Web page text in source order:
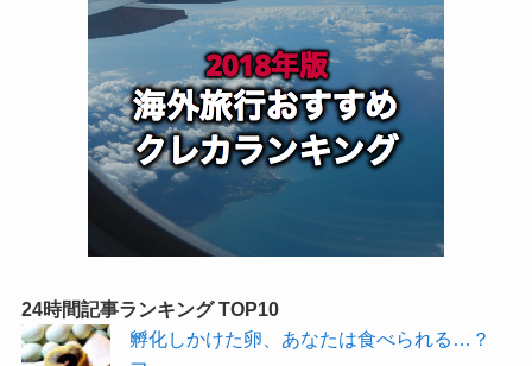
24時間記事ランキング TOP10
孵化しかけた卵、あなたは食べられる…？